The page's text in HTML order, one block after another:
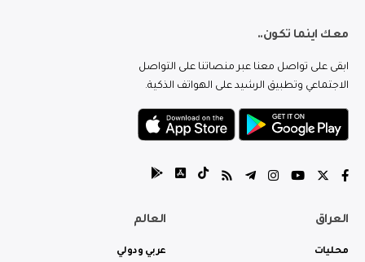
معك اينما تكون..
ابقى على تواصل معنا عبر منصاتنا على التواصل
الاجتماعي وتطبيق الرشيد على الهواتف الذكية.
العراق
محليات
العالم
عربي ودولي